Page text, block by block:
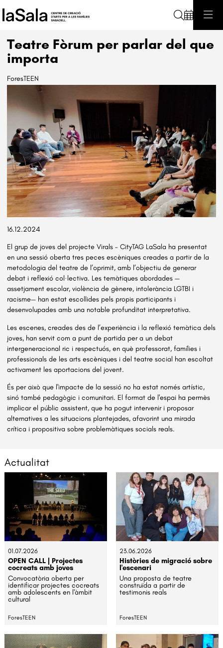
Teatre Fòrum per parlar del que
importa
ForesTEEN
16.12.2024
El grup de joves del projecte Virals – CityTAG LaSala ha presentat
en una sessió oberta tres peces escèniques creades a partir de la
metodologia del teatre de l’oprimit, amb l’objectiu de generar
debat i reflexió col·lectiva. Les temàtiques abordades —
assetjament escolar, violència de gènere, intolerància LGTBI i
racisme— han estat escollides pels propis participants i
desenvolupades amb una notable profunditat interpretativa.
Les escenes, creades des de l’experiència i la reflexió temàtica dels
joves, han servit com a punt de partida per a un debat
intergeneracional ric i respectuós, en què professorat, famílies i
professionals de les arts escèniques i del teatre social han escoltat
activament les aportacions del jovent.
És per això que l'impacte de la sessió no ha estat només artístic,
sinó també pedagògic i comunitari. El format de l'espai ha permès
implicar el públic assistent, que ha pogut intervenir i proposar
alternatives a les situacions plantejades, afavorint una mirada
crítica i propositiva sobre problemàtiques socials reals.
Actualitat
01.07.2026
OPEN CALL | Projectes
cocreats amb joves
Convocatòria oberta per
identificar projectes cocreats
amb adolescents en l'àmbit
cultural
ForesTEEN
23.06.2026
Històries de migració sobre
l'escenari
Una proposta de teatre
construïda a partir de
testimonis reals
ForesTEEN